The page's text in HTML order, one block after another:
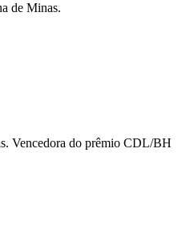
de Minas.
Vencedora do prêmio CDL/BH